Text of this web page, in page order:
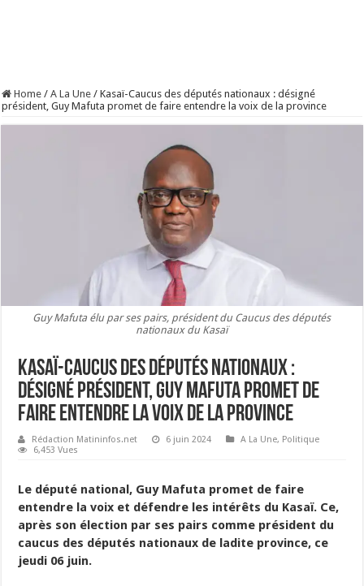
Home / A La Une / Kasaï-Caucus des députés nationaux : désigné
président, Guy Mafuta promet de faire entendre la voix de la province
Guy Mafuta élu par ses pairs, président du Caucus des députés
nationaux du Kasaï
Kasaï-Caucus des députés nationaux :
désigné président, Guy Mafuta promet de
faire entendre la voix de la province
Rédaction Matininfos.net 6 juin 2024 A La Une, Politique
6,453 Vues
Le député national, Guy Mafuta promet de faire
entendre la voix et défendre les intérêts du Kasaï. Ce,
après son élection par ses pairs comme président du
caucus des députés nationaux de ladite province, ce
jeudi 06 juin.